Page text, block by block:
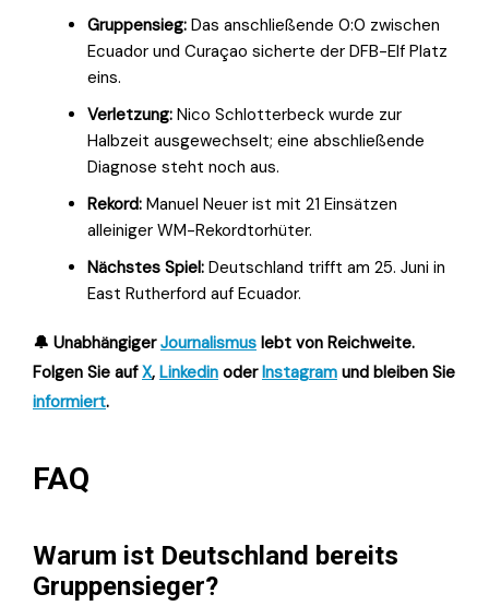
Gruppensieg: Das anschließende 0:0 zwischen
Ecuador und Curaçao sicherte der DFB-Elf Platz
eins.
Verletzung: Nico Schlotterbeck wurde zur
Halbzeit ausgewechselt; eine abschließende
Diagnose steht noch aus.
Rekord: Manuel Neuer ist mit 21 Einsätzen
alleiniger WM-Rekordtorhüter.
Nächstes Spiel: Deutschland trifft am 25. Juni in
East Rutherford auf Ecuador.
🔔 UnabhängigerJournalismus lebt von Reichweite.
Folgen Sie aufX, Linkedin oderInstagram und bleiben Sie
informiert.
FAQ
Warum ist Deutschland bereits
Gruppensieger?